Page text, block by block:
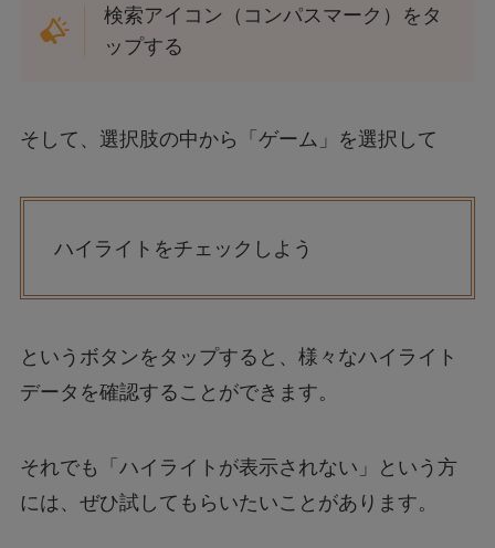
検索アイコン（コンパスマーク）をタ
ップする
そして、選択肢の中から「ゲーム」を選択して
ハイライトをチェックしよう
というボタンをタップすると、様々なハイライト
データを確認することができます。
それでも「ハイライトが表示されない」という方
には、ぜひ試してもらいたいことがあります。